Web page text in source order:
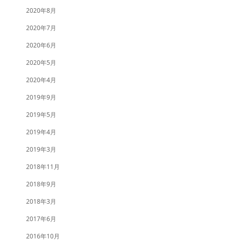
2020年8月
2020年7月
2020年6月
2020年5月
2020年4月
2019年9月
2019年5月
2019年4月
2019年3月
2018年11月
2018年9月
2018年3月
2017年6月
2016年10月